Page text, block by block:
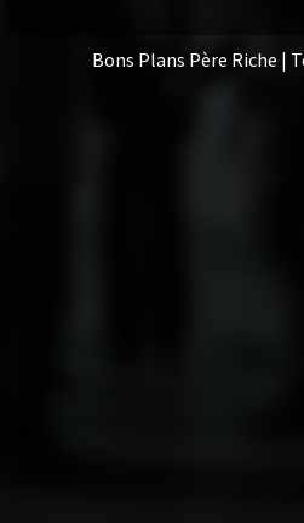
Bons Plans Père Riche |